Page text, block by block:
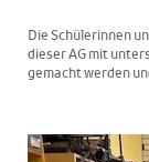
Die Schülerinnen
dieser AG mit
gemacht werden